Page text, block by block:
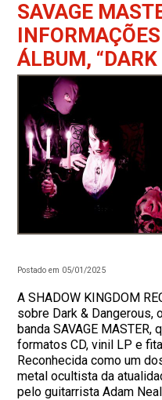
SAVAGE
ÁLBUM, “DARK
Postado em 05/01/2025
A SHADOW KINGDOM
sobre Dark & Dangerous,
banda SAVAGE
formatos CD, vinil LP e
Reconhecida como um
metal ocultista da
pelo guitarrista Adam Neal